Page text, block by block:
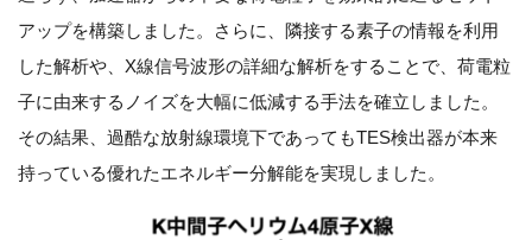
アップを構築しました。さらに、隣接する素子の情報を利用
した解析や、X線信号波形の詳細な解析をすることで、荷電粒
子に由来するノイズを大幅に低減する手法を確立しました。
その結果、過酷な放射線環境下であってもTES検出器が本来
持っている優れたエネルギー分解能を実現しました。